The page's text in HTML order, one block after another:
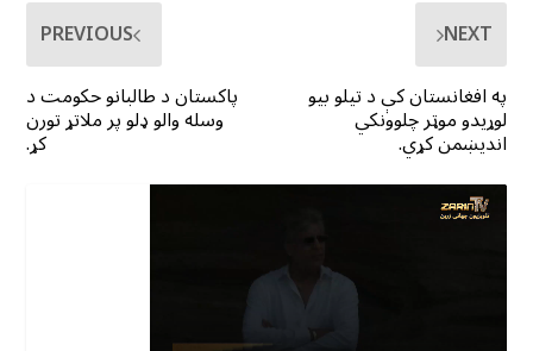
PREVIOUS
پاکستان د طالبانو حکومت د
وسله والو ډلو پر ملاتړ تورن
کړ.
NEXT
په افغانستان کې د تیلو بیو
لوړیدو موټر چلوونکي
اندیښمن کړي.